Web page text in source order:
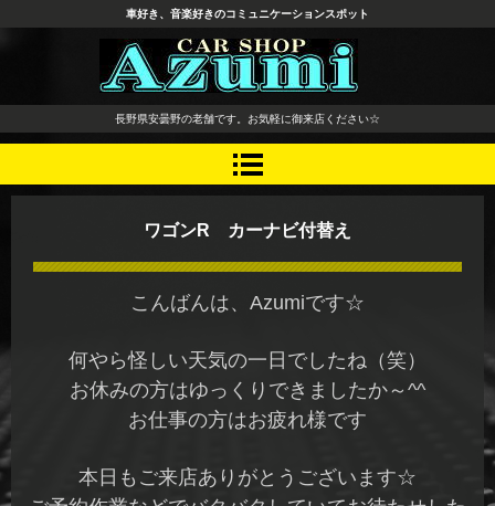
長野県 安曇野市 タイヤ ホ
イール デッドニング カーオ
ーディオ レカロシート
車好き、音楽好きのコミュニケーションスポット
長野県安曇野の老舗です。お気軽に御来店ください☆
ワゴンR カーナビ付替え
こんばんは、Azumiです☆
何やら怪しい天気の一日でしたね（笑）
お休みの方はゆっくりできましたか～^^
お仕事の方はお疲れ様です
本日もご来店ありがとうございます☆